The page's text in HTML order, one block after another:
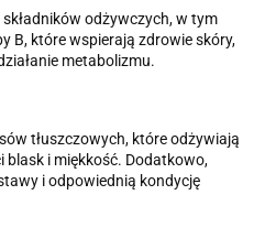
odżywczych, w tym
B, które wspierają zdrowie skóry,
metabolizmu.
tłuszczowych, które odżywiają
blask i miękkość. Dodatkowo,
i odpowiednią kondycję